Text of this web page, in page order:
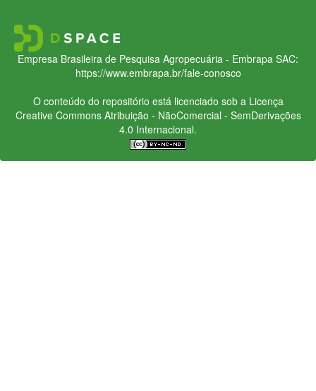
Empresa Brasileira de Pesquisa Agropecuária - Embrapa SAC:
https://www.embrapa.br/fale-conosco
O conteúdo do repositório está licenciado sob a Licença
Creative CommonsAtribuição - NãoComercial - SemDerivações
4.0 Internacional.